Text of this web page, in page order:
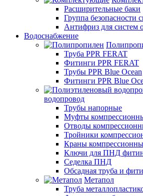
Расширительные баки
Группа безопасности
Антифриз для систем
Водоснабжение
Труба PPR FERAT
Фитинги PPR FERAT
Трубы PPR Blue Ocean
Фитинги PPR Blue
водопровод
Трубы напорные
Муфты
Отводы
Тройники
Краны
Ключи для ПНД
Седелка ПНД
Обсадная труба и
Метапол
Труба